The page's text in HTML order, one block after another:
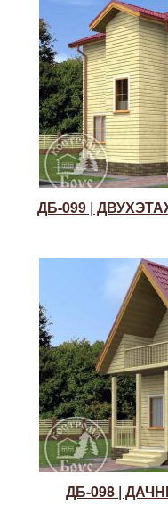
ДБ-099 |
ДБ-098 |